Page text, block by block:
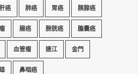
肝癌 肺癌 胃癌 胰腺癌
腸癌 膀胱癌 膽囊癌
血管瘤 連江 金門
鼻咽癌